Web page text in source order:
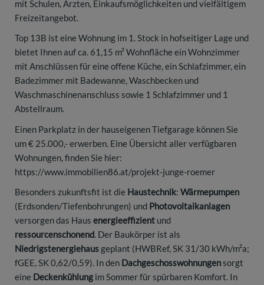
mit Schulen, Ärzten, Einkaufsmöglichkeiten und vielfältigem
Freizeitangebot.
Top 13B ist eine Wohnung im 1. Stock in hofseitiger Lage und
bietet Ihnen auf ca. 61,15 m² Wohnfläche ein Wohnzimmer
mit Anschlüssen für eine offene Küche, ein Schlafzimmer, ein
Badezimmer mit Badewanne, Waschbecken und
Waschmaschinenanschluss sowie 1 Schlafzimmer und 1
Abstellraum.
Einen Parkplatz in der hauseigenen Tiefgarage können Sie
um € 25.000,- erwerben. Eine Übersicht aller verfügbaren
Wohnungen, finden Sie hier:
https://www.immobilien86.at/projekt-junge-roemer
Besonders zukunftsfit ist die Haustechnik: Wärmepumpen
(Erdsonden/Tiefenbohrungen) und Photovoltaikanlagen
versorgen das Haus energieeffizient und
ressourcenschonend. Der Baukörper ist als
Niedrigstenergiehaus geplant (HWBRef, SK 31/30 kWh/m²a;
fGEE, SK 0,62/0,59). In den Dachgeschosswohnungensorgt
eine Deckenkühlung im Sommer für spürbaren Komfort. In